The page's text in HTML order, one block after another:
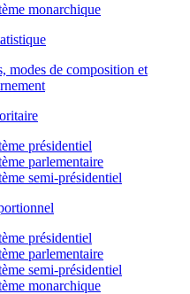
monarchique
modes de composition et
présidentiel
parlementaire
semi-présidentiel
présidentiel
parlementaire
semi-présidentiel
monarchique